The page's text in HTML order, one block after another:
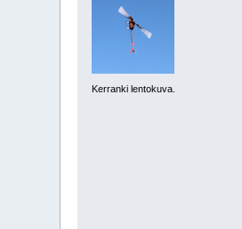
Kerranki lentokuva.